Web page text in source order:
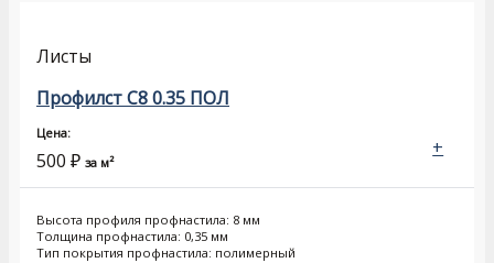
Листы
Профилст С8 0.35 ПОЛ
Цена:
500 ₽ за м²
Высота профиля профнастила: 8 мм
Толщина профнастила: 0,35 мм
Тип покрытия профнастила: полимерный
+